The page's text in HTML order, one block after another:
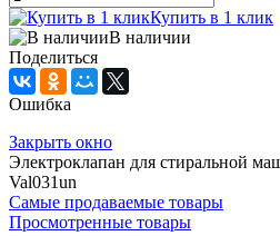
Купить в 1 клик
В наличии
Поделиться
Ошибка
Закрыть окно
Электроклапан для стиральной
Val031un
Самые продаваемые товары
Просмотренные товары